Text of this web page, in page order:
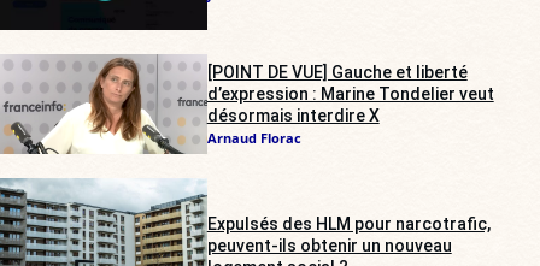
[POINT DE VUE] Gauche et liberté
d’expression : Marine Tondelier veut
désormais interdire X
Arnaud Florac
Expulsés des HLM pour narcotrafic,
peuvent-ils obtenir un nouveau